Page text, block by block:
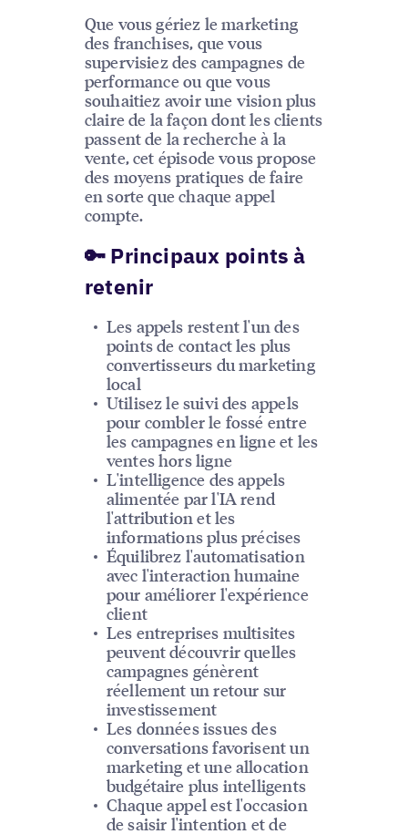
Que vous gériez le marketing
des franchises, que vous
supervisiez des campagnes de
performance ou que vous
souhaitiez avoir une vision plus
claire de la façon dont les clients
passent de la recherche à la
vente, cet épisode vous propose
des moyens pratiques de faire
en sorte que chaque appel
compte.
🔑 Principaux points à
retenir
Les appels restent l'un des
points de contact les plus
convertisseurs du marketing
local
Utilisez le suivi des appels
pour combler le fossé entre
les campagnes en ligne et les
ventes hors ligne
L'intelligence des appels
alimentée par l'IA rend
l'attribution et les
informations plus précises
Équilibrez l'automatisation
avec l'interaction humaine
pour améliorer l'expérience
client
Les entreprises multisites
peuvent découvrir quelles
campagnes génèrent
réellement un retour sur
investissement
Les données issues des
conversations favorisent un
marketing et une allocation
budgétaire plus intelligents
Chaque appel est l'occasion
de saisir l'intention et de